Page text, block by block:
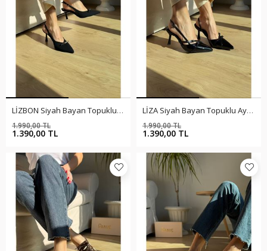
LİZBON Siyah Bayan Topuklu Ayakkabı
1.390,00 TL
1.990,00 TL
LİZA Siyah Bayan Topuklu Ayakkabı
1.390,00 TL
1.990,00 TL